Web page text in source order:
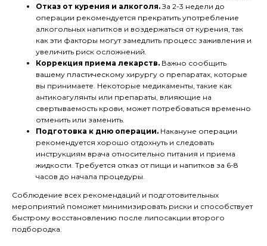
Отказ от курения и алкоголя.За 2-3 недели до
операции рекомендуется прекратить употребление
алкогольных напитков и воздержаться от курения, так
как эти факторы могут замедлить процесс заживления и
увеличить риск осложнений.
Коррекция приема лекарств. Важно сообщить
вашему пластическому хирургу о препаратах, которые
вы принимаете. Некоторые медикаменты, такие как
антикоагулянты или препараты, влияющие на
свертываемость крови, может потребоваться временно
отменить или заменить.
Подготовка к дню операции. Накануне операции
рекомендуется хорошо отдохнуть и следовать
инструкциям врача относительно питания и приема
жидкости. Требуется отказ от пищи и напитков за 6-8
часов до начала процедуры.
Соблюдение всех рекомендаций и подготовительных
мероприятий поможет минимизировать риски и способствует
быстрому восстановлению после липосакции второго
подбородка.